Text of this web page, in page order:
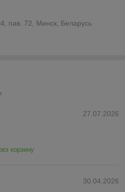
пав. 72, Минск, Беларусь
27.07.2026
корзину
30.04.2026